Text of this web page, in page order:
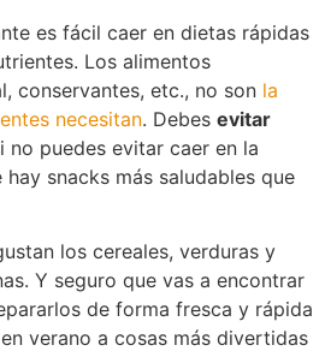
es fácil caer en dietas rápidas
Los alimentos
conservantes, etc., no son la
necesitan. Debes evitar
no puedes evitar caer en la
snacks más saludables que
los cereales, verduras y
Y seguro que vas a encontrar
de forma fresca y rápida
verano a cosas más divertidas